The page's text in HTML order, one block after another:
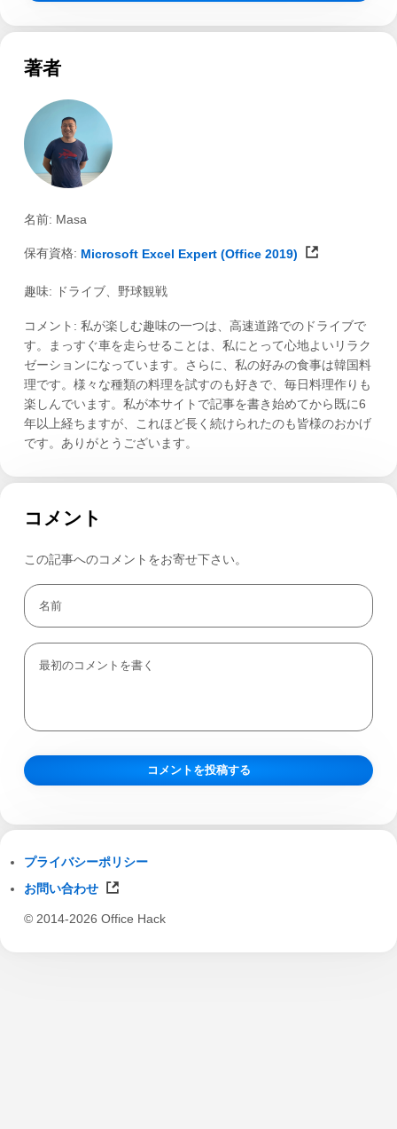
著者
名前: Masa
保有資格: Microsoft Excel Expert (Office 2019)
趣味: ドライブ、野球観戦
コメント: 私が楽しむ趣味の一つは、高速道路でのドライブで
す。まっすぐ車を走らせることは、私にとって心地よいリラク
ゼーションになっています。さらに、私の好みの食事は韓国料
理です。様々な種類の料理を試すのも好きで、毎日料理作りも
楽しんでいます。私が本サイトで記事を書き始めてから既に6
年以上経ちますが、これほど長く続けられたのも皆様のおかげ
です。ありがとうございます。
コメント
この記事へのコメントをお寄せ下さい。
プライバシーポリシー
お問い合わせ
© 2014-2026 Office Hack